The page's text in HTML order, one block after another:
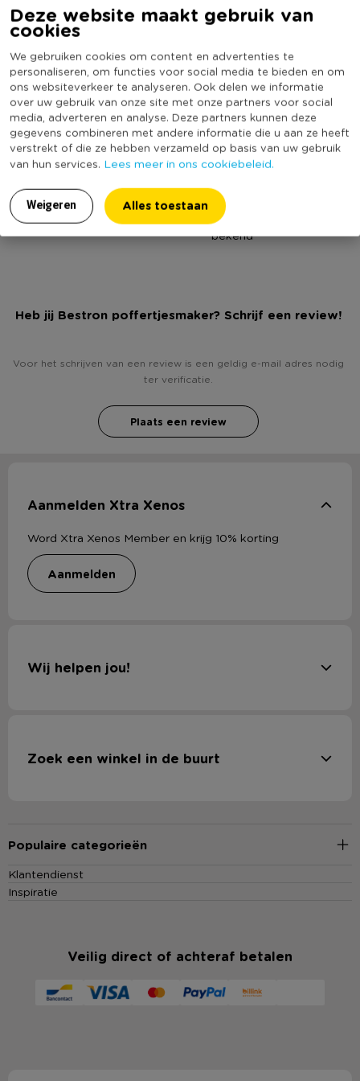
Deze website maakt gebruik van
cookies
We gebruiken cookies om content en advertenties te
personaliseren, om functies voor social media te bieden en om
ons websiteverkeer te analyseren. Ook delen we informatie
over uw gebruik van onze site met onze partners voor social
media, adverteren en analyse. Deze partners kunnen deze
gegevens combineren met andere informatie die u aan ze heeft
verstrekt of die ze hebben verzameld op basis van uw gebruik
van hun services. Lees meer in ons cookiebeleid.
Weigeren Alles toestaan
gebruik eerst de gebruiksaanwijzing goed door.
Xenos heeft nog meer leuke apparaten in het assortiment.
Neem een kijkje bij de categorie funcooking voor nog meer
leuke producten. Wat dacht je van een wafelmaker of een
popcornmachine. Dat wordt smullen!
* Bak 14 poffertjes tegelijk
* Geel van kleur
* Aan-/uitschakelaar
* Inclusief diverse lekkere recepten
Online Only
Nee
Productbreedte (cm)
31.6
Producthoogte (cm)
9
Kleur
Geel
Productlengte (cm)
30.1
Vermogen in Watt
800.0000
Merk
Bestron
Duurzaamheidsscore
(Nog) geen score
bekend
Heb jij Bestron poffertjesmaker? Schrijf een review!
Voor het schrijven van een review is een geldig e-mail adres nodig
ter verificatie.
Plaats een review
Aanmelden Xtra Xenos
Word Xtra Xenos Member en krijg 10% korting
aanmelden
Wij helpen jou!
Zoek een winkel in de buurt
Populaire categorieën
Klantendienst
Inspiratie
Veilig direct of achteraf betalen